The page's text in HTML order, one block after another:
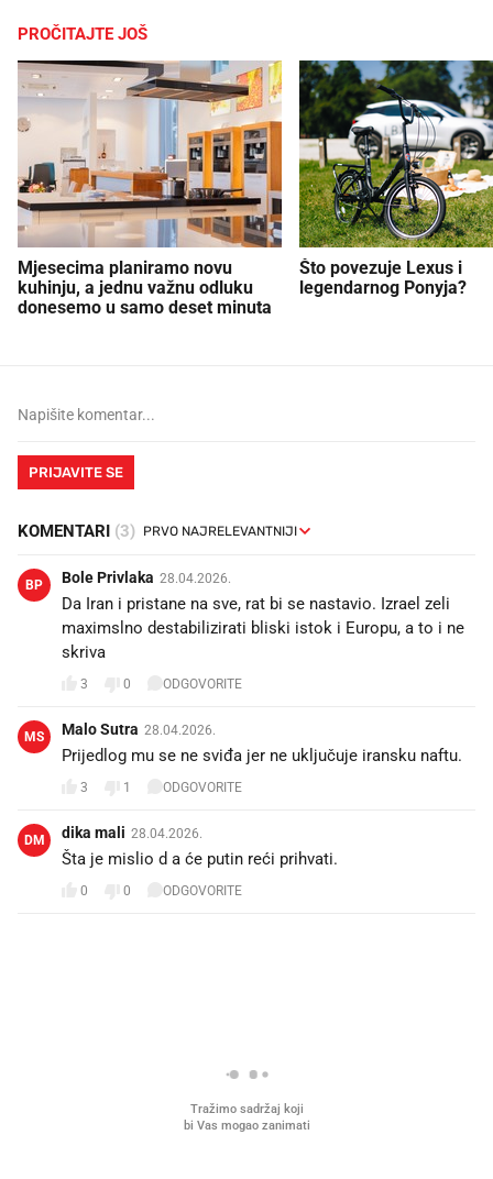
PROČITAJTE JOŠ
Mjesecima planiramo novu
kuhinju, a jednu važnu odluku
donesemo u samo deset minuta
Što povezuje Lexus i
legendarnog Ponyja?
PRIJAVITE SE
KOMENTARI (3)
BP Bole Privlaka 28.04.2026.
Da Iran i pristane na sve, rat bi se nastavio. Izrael zeli
maximslno destabilizirati bliski istok i Europu, a to i ne
skriva
3 0 ODGOVORITE
MS Malo Sutra 28.04.2026.
Prijedlog mu se ne sviđa jer ne uključuje iransku naftu.
3 1 ODGOVORITE
DM dika mali 28.04.2026.
Šta je mislio d a će putin reći prihvati.
0 0 ODGOVORITE